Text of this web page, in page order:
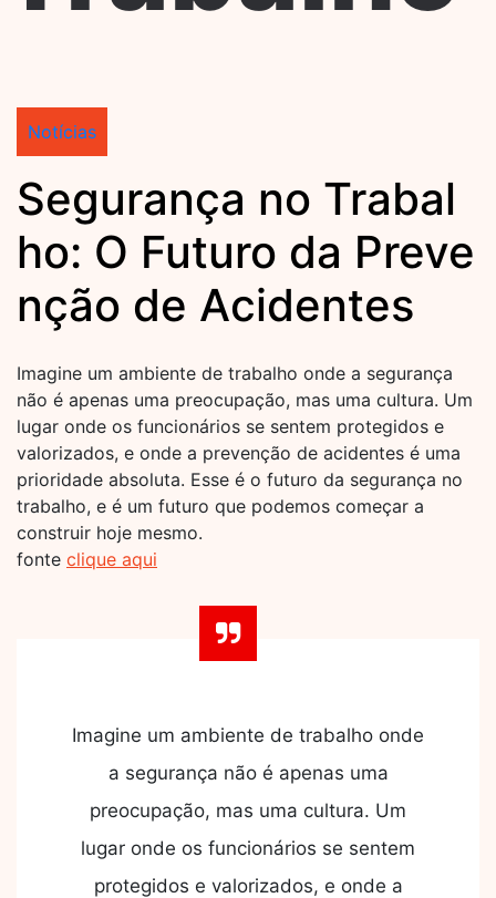
Notícias
Segurança no Trabal
ho: O Futuro da Preve
nção de Acidentes
Imagine um ambiente de trabalho onde a segurança
não é apenas uma preocupação, mas uma cultura. Um
lugar onde os funcionários se sentem protegidos e
valorizados, e onde a prevenção de acidentes é uma
prioridade absoluta. Esse é o futuro da segurança no
trabalho, e é um futuro que podemos começar a
construir hoje mesmo.
fonte clique aqui
Imagine um ambiente de trabalho onde
a segurança não é apenas uma
preocupação, mas uma cultura. Um
lugar onde os funcionários se sentem
protegidos e valorizados, e onde a